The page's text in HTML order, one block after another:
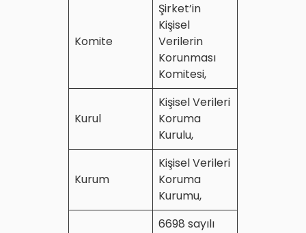
Komite
Şirket’in
Kişisel
Verilerin
Korunması
Komitesi,
Kurul
Kişisel Verileri
Koruma
Kurulu,
Kurum
Kişisel Verileri
Koruma
Kurumu,
6698 sayılı